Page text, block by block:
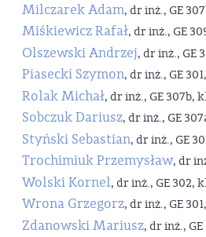
Milczarek Adam, dr inż., GE
Miśkiewicz Rafał, dr inż., GE
Olszewski Andrzej, dr inż., GE
Piasecki Szymon, dr inż., GE
Rolak Michał, dr inż., GE 307b,
Sobczuk Dariusz, dr inż., GE
Styński Sebastian, dr inż., GE
Trochimiuk Przemysław, dr
Wolski Kornel, dr inż., GE 302,
Wrona Grzegorz, dr inż., GE
Zdanowski Mariusz, dr inż.,